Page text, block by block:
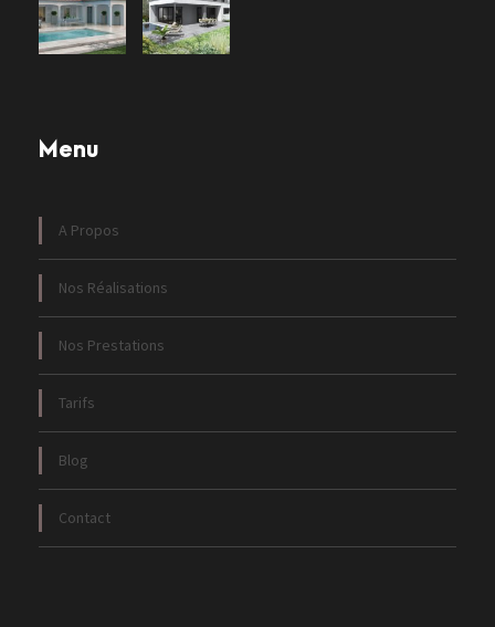
Menu
A Propos
Nos Réalisations
Nos Prestations
Tarifs
Blog
Contact